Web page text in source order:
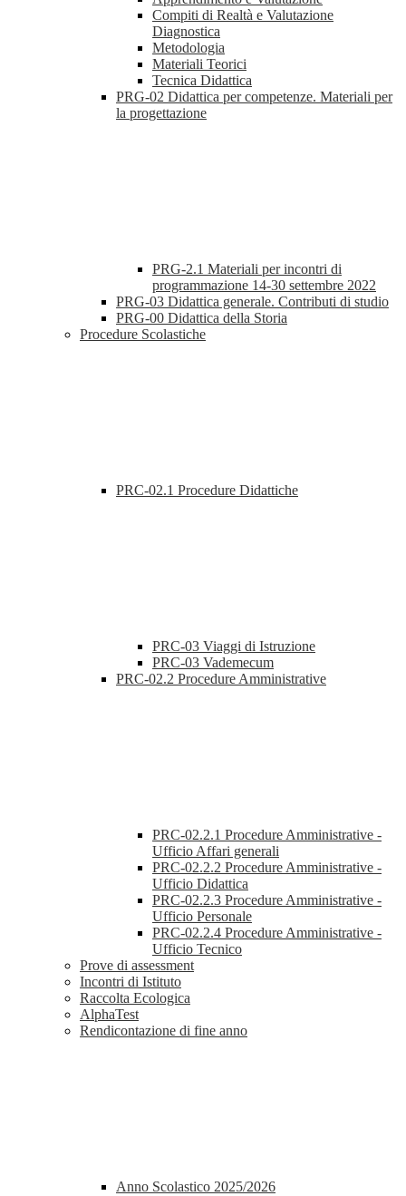
Compiti di Realtà e Valutazione
Diagnostica
Metodologia
Materiali Teorici
Tecnica Didattica
PRG-02 Didattica per competenze. Materiali per
la progettazione
PRG-2.1 Materiali per incontri di
programmazione 14-30 settembre 2022
PRG-03 Didattica generale. Contributi di studio
PRG-00 Didattica della Storia
Procedure Scolastiche
PRC-02.1 Procedure Didattiche
PRC-03 Viaggi di Istruzione
PRC-03 Vademecum
PRC-02.2 Procedure Amministrative
PRC-02.2.1 Procedure Amministrative -
Ufficio Affari generali
PRC-02.2.2 Procedure Amministrative -
Ufficio Didattica
PRC-02.2.3 Procedure Amministrative -
Ufficio Personale
PRC-02.2.4 Procedure Amministrative -
Ufficio Tecnico
Prove di assessment
Incontri di Istituto
Raccolta Ecologica
AlphaTest
Rendicontazione di fine anno
Anno Scolastico 2025/2026